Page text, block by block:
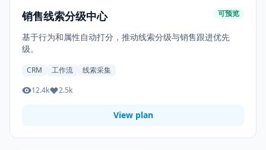
销售线索分级中心 可预览
基于行为和属性自动打分，推动线索分级与销售跟进优先
级。
CRM 工作流
线索采集
12.4k
2.5k
View plan